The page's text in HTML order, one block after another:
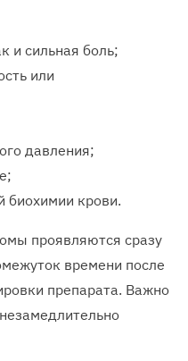
и сильная боль;
или
давления;
биохимии крови.
проявляются сразу
времени после
препарата. Важно